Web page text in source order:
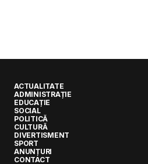
ACTUALITATE
ADMINISTRAȚIE
EDUCAȚIE
SOCIAL
POLITICĂ
CULTURĂ
DIVERTISMENT
SPORT
ANUNȚURI
CONTACT